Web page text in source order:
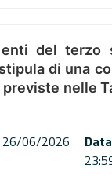
del
di una
nelle
26/06/2026